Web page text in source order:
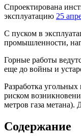
Спроектирована
эксплуатацию 25
С пуском в
промышленности,
Горные работы
еще до войны и
Разработка
риском
метров газа
Содержание